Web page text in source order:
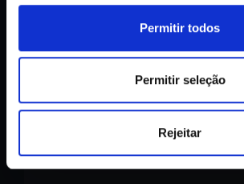
Permitir todos
Permitir seleção
Rejeitar